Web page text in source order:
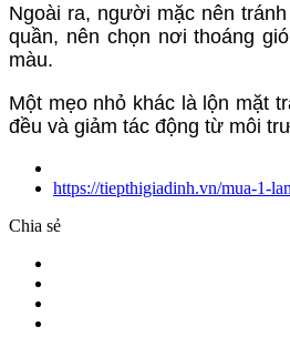
Ngoài ra, người mặc nên
quần, nên chọn nơi thoáng
màu.
Một mẹo nhỏ khác là lộn mặt
đều và giảm tác động từ môi
https://tiepthigiadinh.vn/mua-1-
Chia sẻ